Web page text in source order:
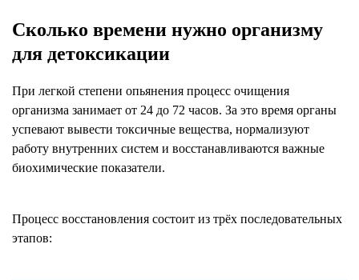
Сколько времени нужно организму
для детоксикации
При легкой степени опьянения процесс очищения
организма занимает от 24 до 72 часов. За это время органы
успевают вывести токсичные вещества, нормализуют
работу внутренних систем и восстанавливаются важные
биохимические показатели.
Процесс восстановления состоит из трёх последовательных
этапов: